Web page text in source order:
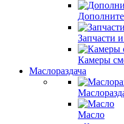
Запчасти
Камеры
Маслораздача
Масло